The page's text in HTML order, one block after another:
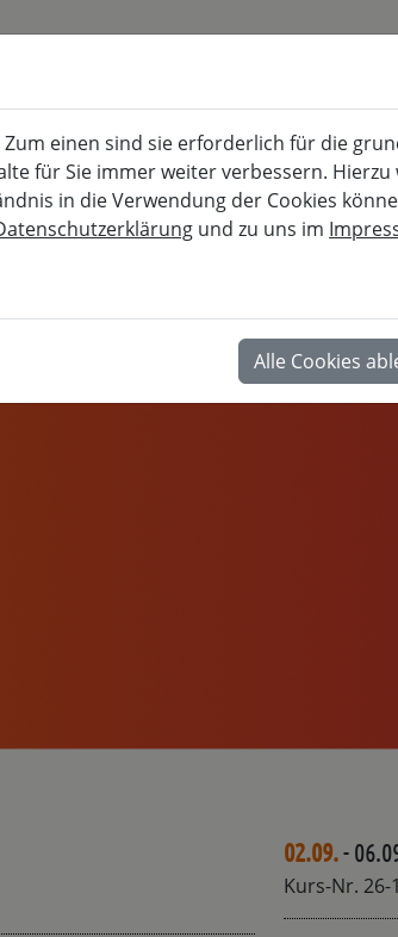
für musisch-kulturelle, berufliche und
02.09.-
Kurs-Nr. 26-
einen sind sie erforderlich für die
für Sie immer weiter verbessern.
in die Verwendung der Cookies
und zu uns im
Alle Cookies